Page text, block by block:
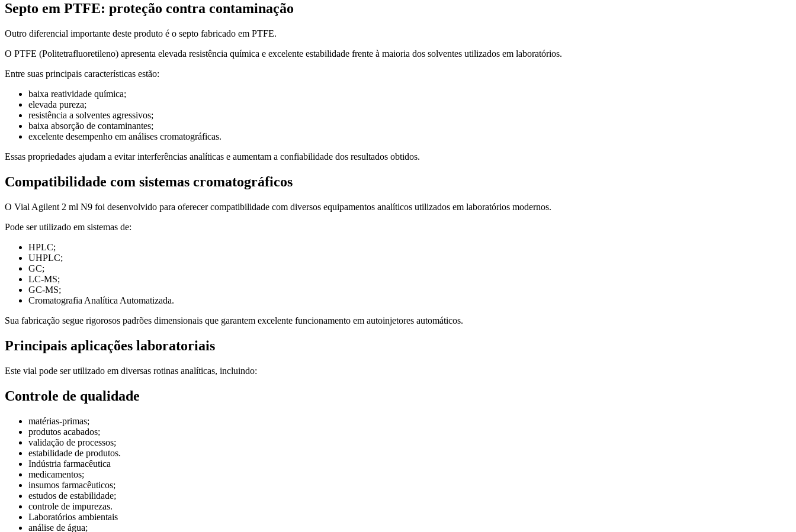
Septo em PTFE: proteção contra contaminação
Outro diferencial importante deste produto é o septo fabricado em PTFE.
O PTFE (Politetrafluoretileno) apresenta elevada resistência química e excelente estabilidade frente à maioria dos solventes utilizados em laboratórios.
Entre suas principais características estão:
baixa reatividade química;
elevada pureza;
resistência a solventes agressivos;
baixa absorção de contaminantes;
excelente desempenho em análises cromatográficas.
Essas propriedades ajudam a evitar interferências analíticas e aumentam a confiabilidade dos resultados obtidos.
Compatibilidade com sistemas cromatográficos
O Vial Agilent 2 ml N9 foi desenvolvido para oferecer compatibilidade com diversos equipamentos analíticos utilizados em laboratórios modernos.
Pode ser utilizado em sistemas de:
HPLC;
UHPLC;
GC;
LC-MS;
GC-MS;
Cromatografia Analítica Automatizada.
Sua fabricação segue rigorosos padrões dimensionais que garantem excelente funcionamento em autoinjetores automáticos.
Principais aplicações laboratoriais
Este vial pode ser utilizado em diversas rotinas analíticas, incluindo:
Controle de qualidade
matérias-primas;
produtos acabados;
validação de processos;
estabilidade de produtos.
Indústria farmacêutica
medicamentos;
insumos farmacêuticos;
estudos de estabilidade;
controle de impurezas.
Laboratórios ambientais
análise de água;